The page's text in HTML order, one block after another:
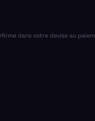
dans votre devise au